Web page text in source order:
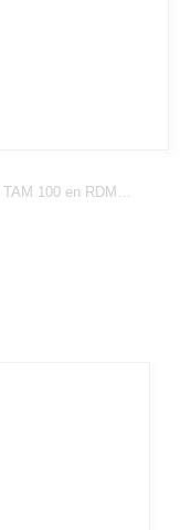
TAM 100 en RDM…